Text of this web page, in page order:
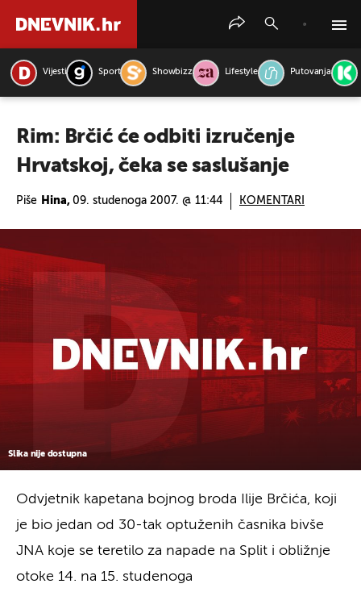
Vijesti Sport Showbizz Lifestyle Putovanja
Rim: Brčić će odbiti izručenje
Hrvatskoj, čeka se saslušanje
Piše Hina, 09. studenoga 2007. @ 11:44 KOMENTARI
Slika nije dostupna
Odvjetnik kapetana bojnog broda Ilije Brčića, koji
je bio jedan od 30-tak optuženih časnika bivše
JNA koje se teretilo za napade na Split i obližnje
otoke 14. na 15. studenoga
PRETRAŽITE VIJESTI